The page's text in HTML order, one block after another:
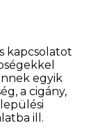
kapcsolatot
egyik
a cigány,
ill.